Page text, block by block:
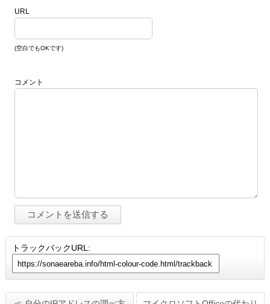
URL
(空白でもOKです)
コメント
トラックバックURL: